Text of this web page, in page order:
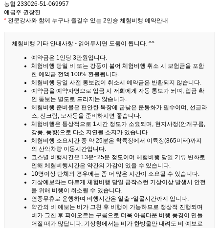
농협 233026-51-069957
예금주 권창진
* 전문강사와 함께 누구나 즐길수 있는 2인승 체험비행 예약안내
체험비행 기타 안내사항 - 읽어두시면 도움이 됩니다. ^^
예약금은 1인당 3만원입니다.
체험비행 당일 비 또는 강풍이 불어 체험비행 취소 시 보험금을 포함
한 예약금 전액 100% 환불됩니다.
체험비행 당일 사전 통보없이 취소시 예약금은 반환되지 않습니다.
예약금을 예약자명으로 입금 시 저희에게 자동 통보가 되며, 입금 확
인 통보는 별도로 드리지는 않습니다.
체험비행 준비물은 편안한 복장에 굽낮은 운동화가 필수이며, 선글라
스, 선크림, 모자등을 준비하시면 좋습니다.
체험비행은 통상적으로 1시간 정도가 소요되며, 현지사정(안개구름,
강풍, 풍향)으로 다소 지연될 소지가 있습니다.
체험비행 소요시간 중 약 25분은 착륙장에서 이륙장(865미터)까지
의 산악차량 이동시간입니다.
코스별 비행시간은 13분~25분 정도이며 체험비행 당일 기류 변화로
인해 체험비행시간은 약간의 가감이 있을 수 있습니다.
10명이상 단체의 경우에는 좀 더 많은 시간이 소요될 수 있습니다.
기상예보와는 다르게 체험비행 당일 급작스런 기상이상 발생시 안전
을 위해 비행이 취소될 수 있습니다.
연중무휴로 운행하며 비행시간은 일출~일몰시간까지 입니다.
약간의 비 예보는 비가 그친 후 비행이 가능하므로 정상적 진행되며
비가 그친 후 피어오르는 구름으로 더욱 아름다운 비행 풍경이 만들
어질 때가 많답니다. 기상청에서는 비가 한방울만 내려도 비 예보로